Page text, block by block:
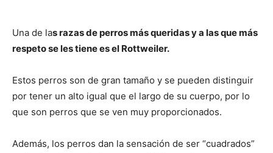
Cachorros
Una de las razas de perros más queridas y a las que más
respeto se les tiene es el Rottweiler.
Estos perros son de gran tamaño y se pueden distinguir
por tener un alto igual que el largo de su cuerpo, por lo
que son perros que se ven muy proporcionados.
Además, los perros dan la sensación de ser “cuadrados”